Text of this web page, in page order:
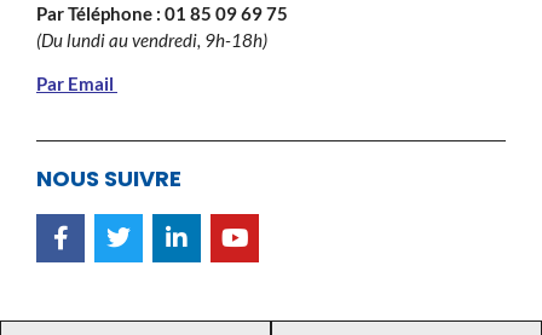
Par Téléphone : 01 85 09 69 75
(Du lundi au vendredi, 9h-18h)
Par Email
NOUS SUIVRE